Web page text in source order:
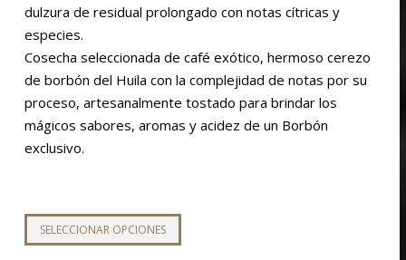
hasta
dulzura de residual prolongado con notas cítricas y
especies.
Cosecha seleccionada de café exótico, hermoso cerezo
de borbón del Huila con la complejidad de notas por su
proceso, artesanalmente tostado para brindar los
mágicos sabores, aromas y acidez de un Borbón
exclusivo.
SELECCIONAR OPCIONES
producto